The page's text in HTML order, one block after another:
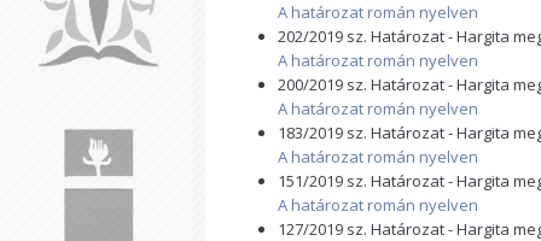
A határozat román nyelven
202/2019 sz. Határozat - Hargita
A határozat román nyelven
200/2019 sz. Határozat - Hargita
A határozat román nyelven
183/2019 sz. Határozat - Hargita
A határozat román nyelven
151/2019 sz. Határozat - Hargita
A határozat román nyelven
127/2019 sz. Határozat - Hargita